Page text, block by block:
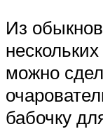
Из
можно
бабочку